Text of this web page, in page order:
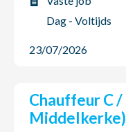
Dag - Voltijds
23/07/2026
Chauffeur C / CE (regio
Middelkerke)